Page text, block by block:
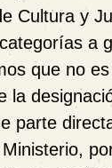
Cultura y
a
que no
la
parte